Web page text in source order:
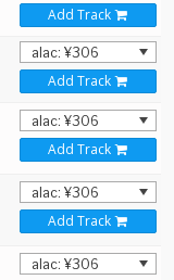
Add Track
Add Track
Add Track
Add Track